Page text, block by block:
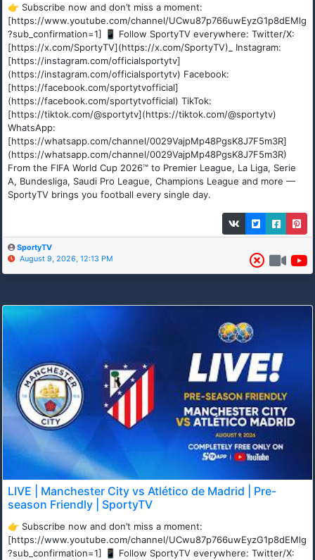
👉 Subscribe now and don’t miss a moment:
[https://www.youtube.com/channel/UCwu87p766uwEyzG1p8dEMlg
?sub_confirmation=1] 📱 Follow SportyTV everywhere: Twitter/X:
[https://x.com/SportyTV](https://x.com/SportyTV)_ Instagram:
[https://instagram.com/officialsportytv]
(https://instagram.com/officialsportytv) Facebook:
[https://facebook.com/sportytvofficial]
(https://facebook.com/sportytvofficial) TikTok:
[https://tiktok.com/@sportytv](https://tiktok.com/@sportytv)
WhatsApp:
[https://whatsapp.com/channel/0029VajpMp48PgsK8J7F5m3R]
(https://whatsapp.com/channel/0029VajpMp48PgsK8J7F5m3R)
From the FIFA World Cup 2026™ to Premier League, La Liga, Serie
A, Bundesliga, Saudi Pro League, Champions League and more —
SportyTV brings you football every single day.
SportyTV
August 9, 2026, 12:13 PM
LIVE | Manchester City vs Atlético de Madrid | Pre-
season Friendly | SportyTV
👉 Subscribe now and don’t miss a moment:
[https://www.youtube.com/channel/UCwu87p766uwEyzG1p8dEMlg
?sub_confirmation=1] 📱 Follow SportyTV everywhere: Twitter/X: